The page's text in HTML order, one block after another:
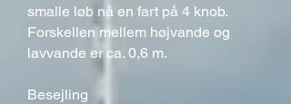
smalle løb nå en fart på 4 knob.
Forskellen mellem højvande og
lavvande er ca. 0,6 m.
Besejling